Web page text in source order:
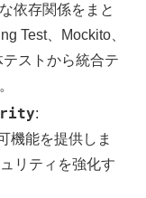
依存関係をまと
Test、Mockito、
ストから統合テ
:
機能を提供しま
リティを強化す